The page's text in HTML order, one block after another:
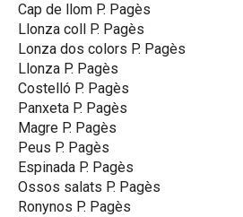
Cap de llom P. Pagès
Llonza coll P. Pagès
Lonza dos colors P. Pagès
Llonza P. Pagès
Costelló P. Pagès
Panxeta P. Pagès
Magre P. Pagès
Peus P. Pagès
Espinada P. Pagès
Ossos salats P. Pagès
Ronynos P. Pagès